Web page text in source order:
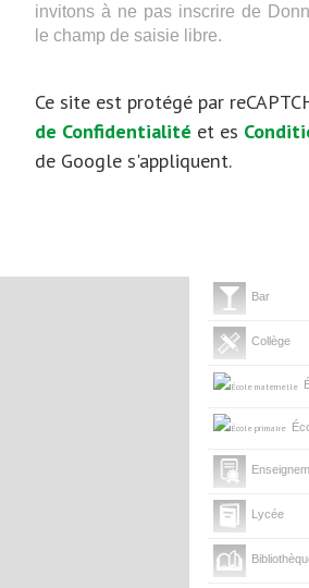
invitons à ne pas inscrire de
le champ de saisie libre.
Ce site est protégé par
de Confidentialité et es
de Google s'appliquent.
Bar
Collège
Lycée